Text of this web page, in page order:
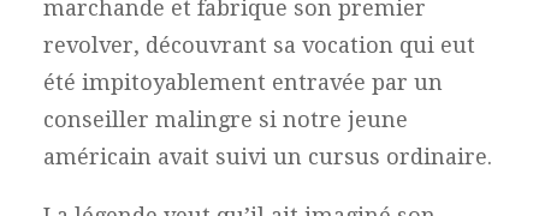
marchande et fabrique son premier
revolver, découvrant sa vocation qui eut
été impitoyablement entravée par un
conseiller malingre si notre jeune
américain avait suivi un cursus ordinaire.